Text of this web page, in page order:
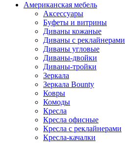
Американская мебель
Аксессуары
Буфеты и витрины
Диваны кожаные
Диваны с реклайнерами
Диваны угловые
Диваны-двойки
Диваны-тройки
Зеркала
Зеркала Bounty
Ковры
Комоды
Кресла
Кресла офисные
Кресла с реклайнерами
Кресла-качалки